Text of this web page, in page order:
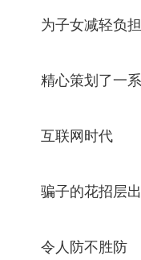
为子女减轻负担
精心策划了一系
互联网时代
骗子的花招层
令人防不胜防